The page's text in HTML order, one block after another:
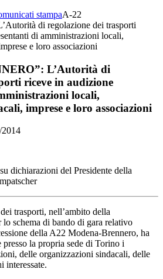
stampaA-22
di regolazione dei trasporti
di amministrazioni locali,
e loro associazioni
L’Autorità di
riceve in audizione
locali,
imprese e loro associazioni
2014
dichiarazioni del Presidente della
trasporti, nell’ambito della
schema di bando di gara relativo
della A22 Modena-Brennero, ha
la propria sede di Torino i
delle organizzazioni sindacali, delle
interessate.